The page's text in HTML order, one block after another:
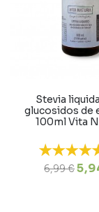
Stevia
glucosidos de
100ml Vita
6,99 €